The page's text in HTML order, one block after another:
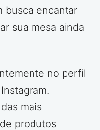
busca encantar
sua mesa ainda
no perfil
mais
produtos